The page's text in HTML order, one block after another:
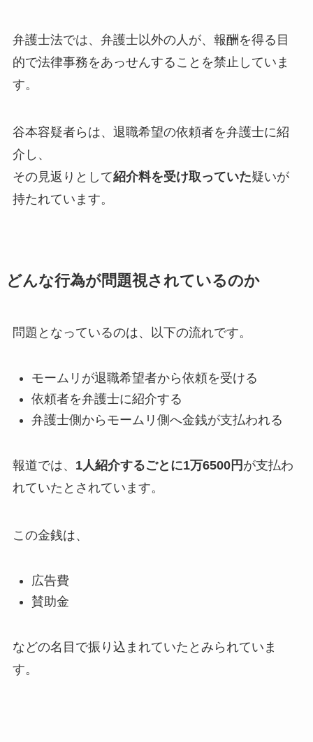
弁護士法では、弁護士以外の人が、報酬を得る目
的で法律事務をあっせんすることを禁止していま
す。
谷本容疑者らは、退職希望の依頼者を弁護士に紹
介し、
その見返りとして紹介料を受け取っていた疑いが
持たれています。
どんな行為が問題視されているのか
問題となっているのは、以下の流れです。
モームリが退職希望者から依頼を受ける
依頼者を弁護士に紹介する
弁護士側からモームリ側へ金銭が支払われる
報道では、 1人紹介するごとに1万6500円 が支払わ
れていたとされています。
この金銭は、
広告費
賛助金
などの名目で振り込まれていたとみられていま
す。